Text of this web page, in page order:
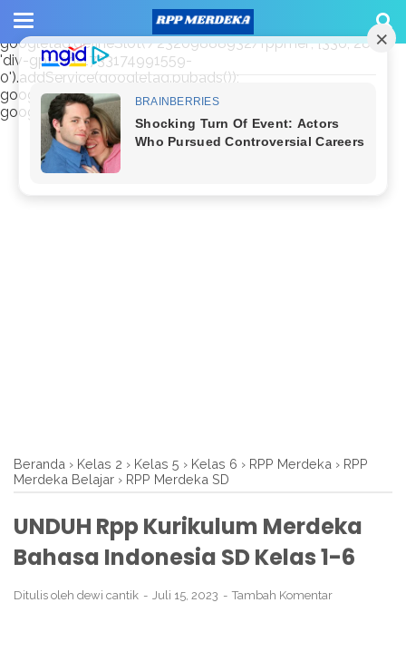
window.googletag = window.googletag || {cmd: []};
googletag.cmd.push(function() {
googletag.defineSlot('/23209888932/rppmer', [336, 280],
'div-gpt-ad-1733174991559-
0').addService(googletag.pubads());
googletag.pubads().enableSingleRequest();
googletag.enableServices(); });
Beranda › Kelas 2 › Kelas 5 › Kelas 6 › RPP Merdeka › RPP
Merdeka Belajar › RPP Merdeka SD
UNDUH Rpp Kurikulum Merdeka
Bahasa Indonesia SD Kelas 1-6
Ditulis oleh dewi cantik Juli 15, 2023 Tambah Komentar